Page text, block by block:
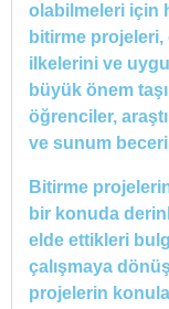
olabilmeleri için
bitirme projeleri,
ilkelerini ve
büyük önem
öğrenciler,
ve sunum
Bitirme
bir konuda
elde ettikleri
çalışmaya
projelerin